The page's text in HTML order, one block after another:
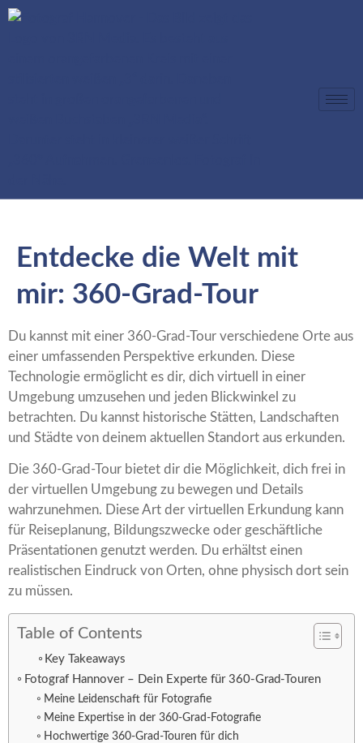
Entdecke die Welt mit
mir: 360-Grad-Tour
Du kannst mit einer 360-Grad-Tour verschiedene Orte aus
einer umfassenden Perspektive erkunden. Diese
Technologie ermöglicht es dir, dich virtuell in einer
Umgebung umzusehen und jeden Blickwinkel zu
betrachten. Du kannst historische Stätten, Landschaften
und Städte von deinem aktuellen Standort aus erkunden.
Die 360-Grad-Tour bietet dir die Möglichkeit, dich frei in
der virtuellen Umgebung zu bewegen und Details
wahrzunehmen. Diese Art der virtuellen Erkundung kann
für Reiseplanung, Bildungszwecke oder geschäftliche
Präsentationen genutzt werden. Du erhältst einen
realistischen Eindruck von Orten, ohne physisch dort sein
zu müssen.
Table of Contents
Key Takeaways
Fotograf Hannover – Dein Experte für 360-Grad-Touren
Meine Leidenschaft für Fotografie
Meine Expertise in der 360-Grad-Fotografie
Hochwertige 360-Grad-Touren für dich